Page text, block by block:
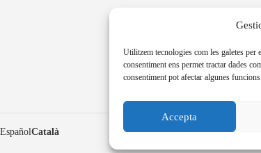
Utilitzem tecnologies com les galetes per
consentiment ens permet tractar dades
consentiment pot afectar algunes funcions.
Accepta
EspañolCatalà